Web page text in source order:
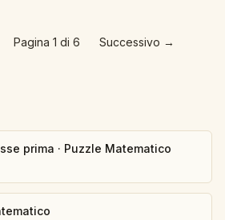
Pagina 1 di 6 Successivo →
prima · Puzzle Matematico